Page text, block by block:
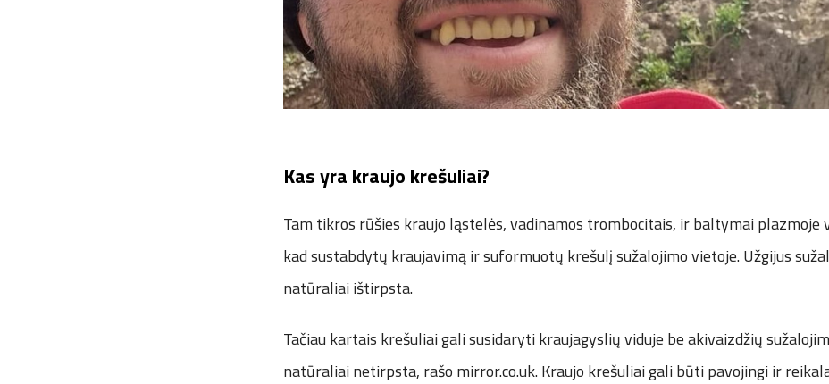
Kas yra kraujo krešuliai?
Tam tikros rūšies kraujo ląstelės, vadinamos trombocitais, ir baltymai plazmoje
kad sustabdytų kraujavimą ir suformuotų krešulį sužalojimo vietoje. Užgijus
natūraliai ištirpsta.
Tačiau kartais krešuliai gali susidaryti kraujagyslių viduje be akivaizdžių
natūraliai netirpsta, rašo mirror.co.uk. Kraujo krešuliai gali būti pavojingi ir